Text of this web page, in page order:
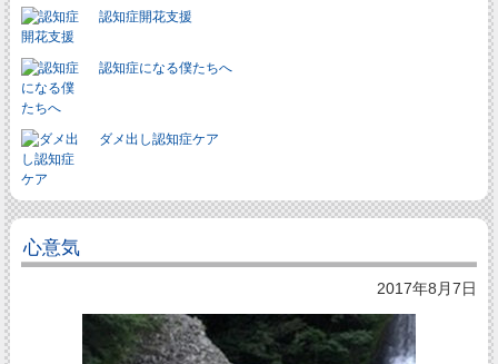
認知症開花支援
認知症になる僕たちへ
ダメ出し認知症ケア
心意気
2017年8月7日